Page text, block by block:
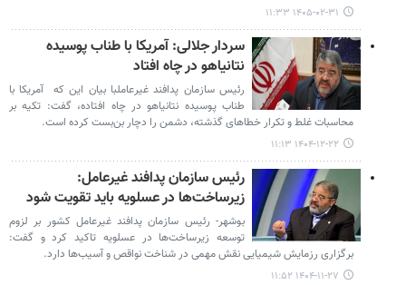
۱۴۰۵-۰۲-۳۱ ۱۱:۳۳
سردار جلالی: آمریکا با طناب پوسیده
نتانیاهو در چاه افتاد
رئیس سازمان پدافند غیرعاملبا بیان این که آمریکا با
طناب پوسیده نتانیاهو در چاه افتاده، گفت: تکیه بر
محاسبات غلط و تکرار خطاهای گذشته، دشمن را دچار بن‌بست کرده است.
۱۴۰۴-۱۲-۲۲ ۱۱:۱۳
رئیس سازمان پدافند غیرعامل:
زیرساخت‌ها در عسلویه باید تقویت شود
بوشهر- رئیس سازمان پدافند غیرعامل کشور بر لزوم
توسعه زیرساخت‌ها در عسلویه تاکید کرد و گفت:
برگزاری رزمایش شیمیایی نقش مهمی در شناخت نواقص و آسیب‌ها دارد.
۱۴۰۴-۱۱-۲۷ ۱۱:۵۲